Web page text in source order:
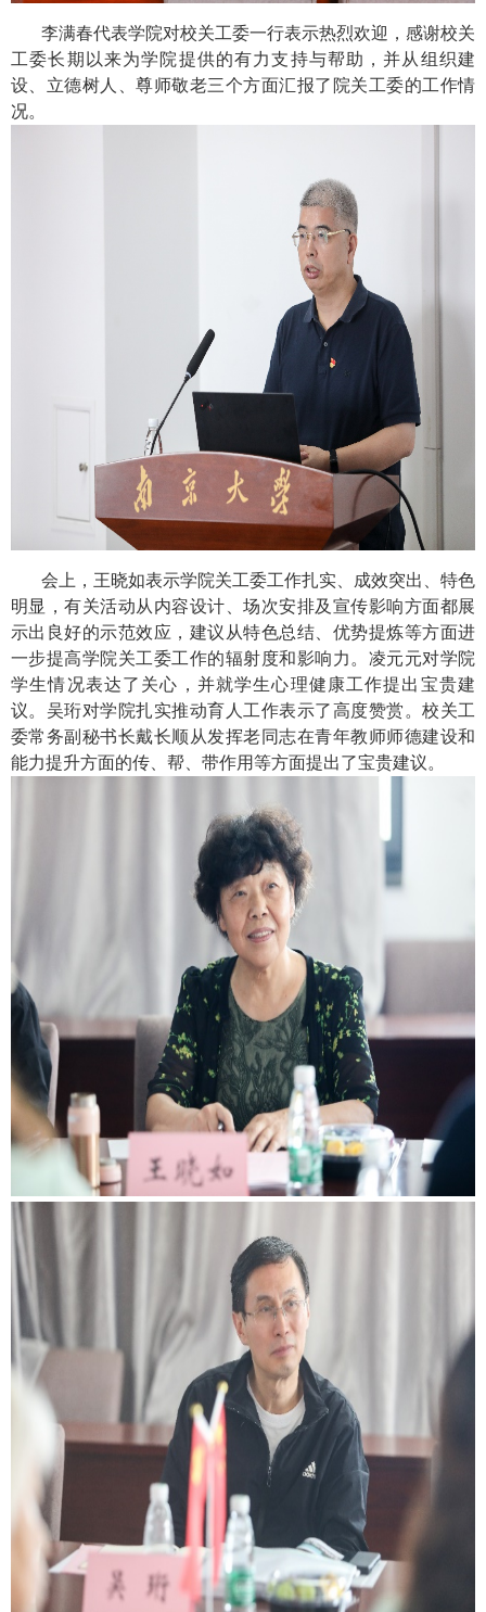
李满春代表学院对校关工委一行表示热烈欢迎，感谢校关
工委长期以来为学院提供的有力支持与帮助，并从组织建
设、立德树人、尊师敬老三个方面汇报了院关工委的工作情
况。
会上，王晓如表示学院关工委工作扎实、成效突出、特色
明显，有关活动从内容设计、场次安排及宣传影响方面都展
示出良好的示范效应，建议从特色总结、优势提炼等方面进
一步提高学院关工委工作的辐射度和影响力。凌元元对学院
学生情况表达了关心，并就学生心理健康工作提出宝贵建
议。吴珩对学院扎实推动育人工作表示了高度赞赏。校关工
委常务副秘书长戴长顺从发挥老同志在青年教师师德建设和
能力提升方面的传、帮、带作用等方面提出了宝贵建议。